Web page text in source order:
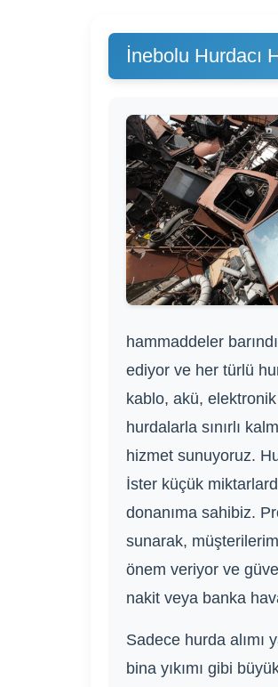
İnebolu Hurdacı
hammaddeler
ediyor ve her türlü
kablo, akü,
hurdalarla sınırlı
hizmet sunuyoruz.
İster küçük
donanıma sahibiz.
sunarak,
önem veriyor ve
nakit veya banka
Sadece hurda alımı
bina yıkımı gibi